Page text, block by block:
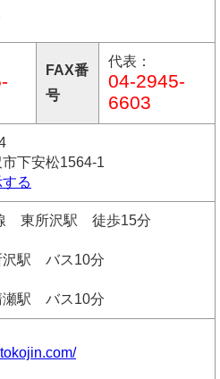
FAX番
号
代表：
04-2945-
6603
下安松1564-1
る
東所沢駅 徒歩15分
駅 バス10分
駅 バス10分